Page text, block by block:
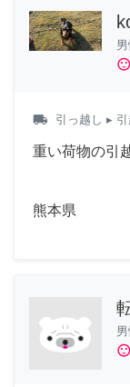
sentiment_satisfied
local_shipping 引っ越し ▸
重い荷物の引
熊本県
sentiment_satisfied